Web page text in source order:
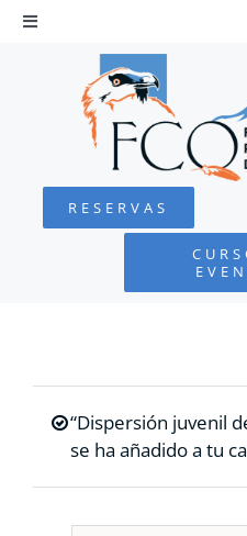
Saltar
Toggle
Navigation
QUEBRANTAHUESOS
FUNDACIÓN
RESERVAS
“Dispersión juvenil
se ha añadido a tu